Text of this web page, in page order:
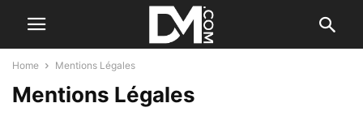
Home Mentions Légales
Mentions Légales